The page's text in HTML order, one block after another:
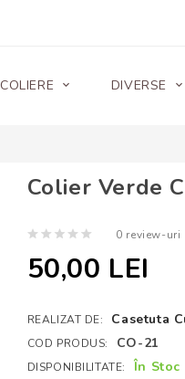
COLIERE DIVERSE
Colier Verde
0 review-uri
50,00 LEI
REALIZAT DE: Casetuta
COD PRODUS: CO-21
DISPONIBILITATE: În Stoc